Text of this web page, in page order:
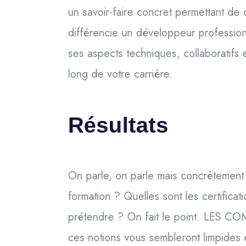
un savoir-faire concret permettant de
différencie un développeur
ses aspects techniques, collaboratifs
long de votre carrière.
Résultats
On parle, on parle mais
formation ? Quelles sont les
prétendre ? On fait le point. LES
ces notions vous sembleront